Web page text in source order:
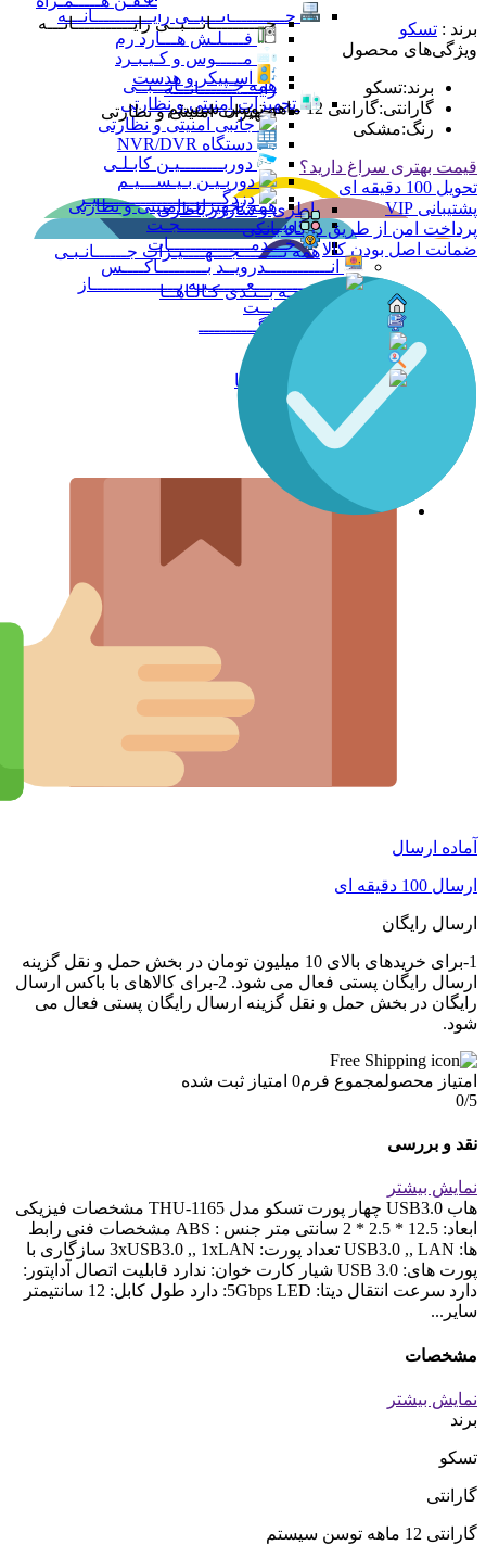
جــــــــــانـــبــی رایـــــــــــانـــه
جــــــــــانـــبــی رایـــــــــــانـــه
فــــلـش هـــارد رم
مـــــوس و کـیـبـرد
اسـپیکر و هدست
همه جــــــــــانـــبــی
رایـــــــــــانـــه
تجهیزات امنیتی و نظارتی
تجهیزات امنیتی و نظارتی
جانبی امنیتی و نظارتی
دستگاه NVR/DVR
دوربــــــــیـن کابـلـی
دوربـیـن بـیـســـیـم
دزدگـــــــــــــــــــــــیـر
همه تجهیزات امنیتی و نظارتی
باطری و شارژر باطری
ویـــــــــــــــــــجـت
خـــدمـــــــــــــــات
همه تــــــــجـــهــــیـزات جــــــانـبـی
انــــــــــــدرویــد بـــــــــاکــــس
جــــــــــــــعـــــــبـه بــــــــــــــــاز
همه دســتـه بــنـدی کـالـاهــا
صــــفـحـه نخســت
وبــــــــــــــــلـاگـــــــــــ
پــرداخـت آنــلایــن
پـیگـیـری سـفارش
تـــمـــاس بــــا مــــا
برند : تسکو
ویژگی‌های محصول
برند:تسکو
گارانتی:گارانتی 12 ماهه توسن سیستم
رنگ:مشکی
قیمت بهتری سراغ دارید؟
تحویل 100 دقیقه ای
پشتیبانی VIP
پرداخت امن از طریق درگاه بانکی
ضمانت اصل بودن کالا
آماده ارسال
ارسال 100 دقیقه ای
ارسال رایگان
1-برای خریدهای بالای 10 میلیون تومان در بخش حمل و نقل گزینه
ارسال رایگان پستی فعال می شود. 2-برای کالاهای با باکس ارسال
رایگان در بخش حمل و نقل گزینه ارسال رایگان پستی فعال می
شود.
امتیاز محصولمجموع فرم0 امتیاز ثبت شده
0/5
نقد و بررسی
نمایش بیشتر
هاب USB3.0 چهار پورت تسکو مدل THU-1165 مشخصات فیزیکی
ابعاد: 12.5 * 2.5 * 2 سانتی متر جنس : ABS مشخصات فنی رابط
ها: USB3.0 ,, LAN تعداد پورت: 3xUSB3.0 ,, 1xLAN سازگاری با
پورت های: USB 3.0 شیار کارت خوان: ندارد قابلیت اتصال آداپتور:
دارد سرعت انتقال دیتا: 5Gbps LED: دارد طول کابل: 12 سانتیمتر
سایر...
مشخصات
نمایش بیشتر
برند
تسکو
گارانتی
گارانتی 12 ماهه توسن سیستم